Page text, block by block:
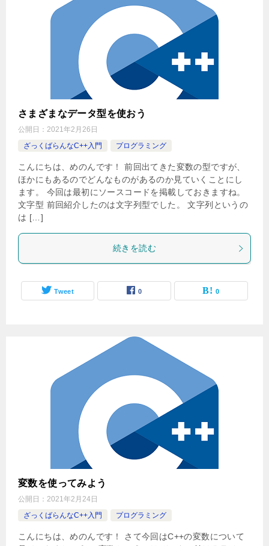
さまざまなデータ型を使おう
公開日： 2021年2月26日
ざっくばらんなC++入門
プログラミング
こんにちは、めのんです！ 前回出てきた変数の型ですが、
ほかにもあるのでどんなものがあるのか見ていくことにし
ます。 今回は最初にソースコードを掲載しておきますね。
文字型 前回紹介したのは文字列型でした。 文字列というの
は […]
続きを読む
Tweet 0 0
変数を使ってみよう
公開日： 2021年2月24日
ざっくばらんなC++入門
プログラミング
こんにちは、めのんです！ さて今回はC++の変数について